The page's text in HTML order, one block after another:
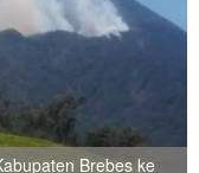
Brebes ke